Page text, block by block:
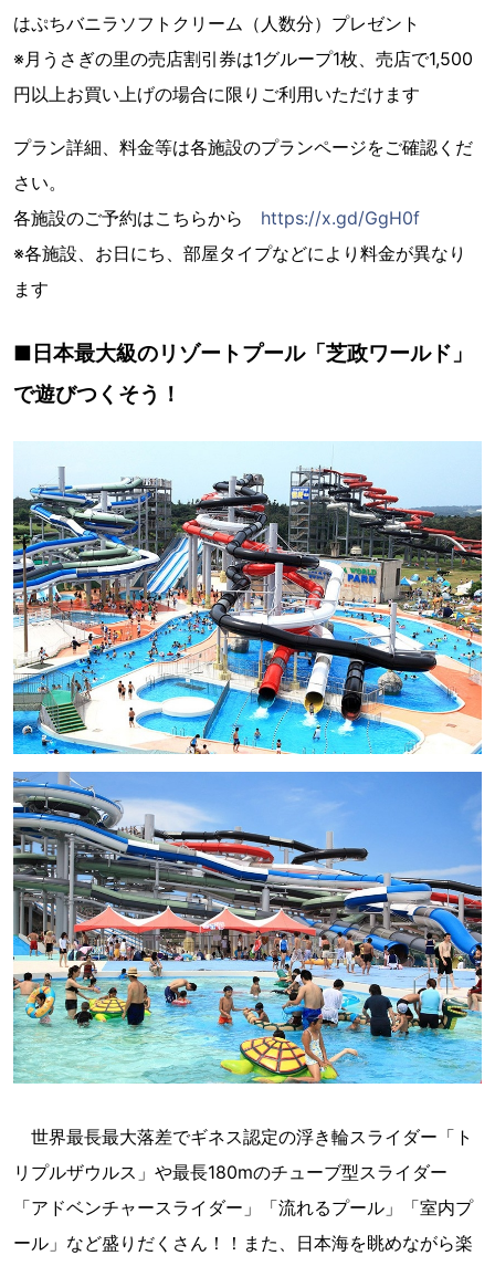
はぷちバニラソフトクリーム（人数分）プレゼント
※月うさぎの里の売店割引券は1グループ1枚、売店で1,500
円以上お買い上げの場合に限りご利用いただけます
プラン詳細、料金等は各施設のプランページをご確認くだ
さい。
各施設のご予約はこちらから https://x.gd/GgH0f
※各施設、お日にち、部屋タイプなどにより料金が異なり
ます
■日本最大級のリゾートプール「芝政ワールド」
で遊びつくそう！
世界最長最大落差でギネス認定の浮き輪スライダー「ト
リプルザウルス」や最長180mのチューブ型スライダー
「アドベンチャースライダー」「流れるプール」「室内プ
ール」など盛りだくさん！！また、日本海を眺めながら楽